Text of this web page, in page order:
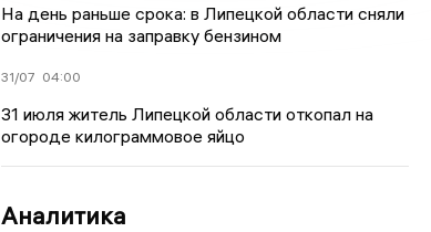
На день раньше срока: в Липецкой области сняли
ограничения на заправку бензином
31/07 04:00
31 июля житель Липецкой области откопал на
огороде килограммовое яйцо
Аналитика